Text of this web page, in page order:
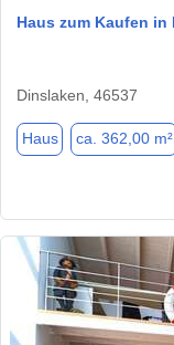
Haus zum Kaufen in
Dinslaken, 46537
Haus ca. 362,00 m²